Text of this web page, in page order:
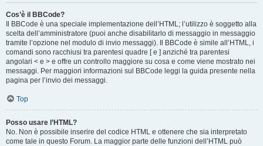
Cos’è il BBCode?
Il BBCode è una speciale implementazione dell’HTML; l’utilizzo è soggetto alla
scelta dell’amministratore (puoi anche disabilitarlo di messaggio in messaggio
tramite l’opzione nel modulo di invio messaggi). Il BBCode è simile all’HTML, i
comandi sono racchiusi tra parentesi quadre [ e ] anziché tra parentesi
angolari < e > e offre un controllo maggiore su cosa e come viene mostrato nei
messaggi. Per maggiori informazioni sul BBCode leggi la guida presente nella
pagina per l’invio dei messaggi.
Top
Posso usare l’HTML?
No. Non è possibile inserire del codice HTML e ottenere che sia interpretato
come tale in questo Forum. La maggior parte delle funzioni dell’HTML può